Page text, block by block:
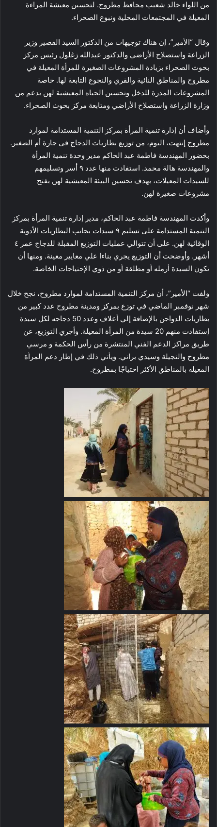
من اللواء خالد شعيب محافظ مطروح. لتحسين معيشة المراءة
المعيلة في المجتمعات المحلية ونبوع الصحراء.
وقال “الأمير”، إن هناك توجيهات من الدكتور السيد القصير وزير
الزراعة واستصلاح الأراضي والدكتور عبدالله زغلول رئيس مركز
بحوث الصحراء بزيادة المشروعات الصغيرة للمرأة المعيلة في
مطروح والمناطق النائية والقري والنجوع التابعة لها. خاصة
المشروعات المدرة للدخل وتحسين الحياه المعيشية لهن بدعم من
وزارة الزراعة واستصلاح الأراضي ومتابعة مركز بحوث الصحراء.
وأضاف أن إدارة تنمية المرأة بمركز التنمية المستدامة لموارد
مطروح إنتهت، اليوم، من توزيع بطاريات الدجاج في جارة أم الصغير.
بحضور المهندسة فاطمة عبد الحاكم مدير وحدة تنمية المرأة
والمهندسة هالة محمد. استفادت منها عدد ٩ أسر وتسليمهم
للسيدات المعيلات، بهدف تحسين البيئة المعيشية لهن بفتح
مشروعات صغيرة لهن.
وأكدت المهندسة فاطمة عبد الحاكم، مدير إدارة تنمية المرأة بمركز
التنمية المستدامة على تسليم ٩ سيدات بجانب البطاريات الأدوية
الوقائية لهن. على أن تتوالي عمليات التوزيع المقبلة للدجاج عمر ٤
أشهر. وأوضحت أن التوزيع يجري بناءا علي معايير معينة. ومنها أن
تكون السيدة أرمله أو مطلقة أو من ذوي الإحتياجات الخاصة.
ولفت “الأمير”، أن مركز التنمية المستدامة لموارد مطروح، نجح خلال
شهر نوفمبر الماضي في توزع بمركز ومدينة مطروح عدد كبير من
بطاريات الدواجن بالإضافة إلي أعلاف وعدد 50 دجاجه لكل سيدة
إستفادت منهم 20 سيدة من المرأة المعيلة. وأجري التوزيع، عن
طريق مراكز الدعم الفني المنتشرة من رأس الحكمة و مرسي
مطروح والنجيلة وسيدي براني. ويأتي ذلك في إطار دعم المرأة
المعيله بالمناطق الأكثر احتياجًا بمطروح.